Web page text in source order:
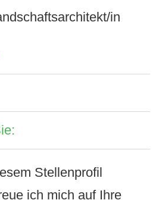
in
Stellenprofil
ich mich auf Ihre